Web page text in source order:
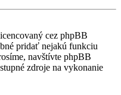
cez phpBB
pridať nejakú funkciu
navštívte phpBB
zdroje na vykonanie